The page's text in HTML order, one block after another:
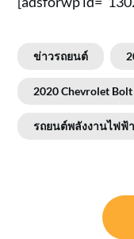
ข่าวรถยนต์
2020 Chevrolet Bolt
รถยนต์พลังงานไฟฟ้า